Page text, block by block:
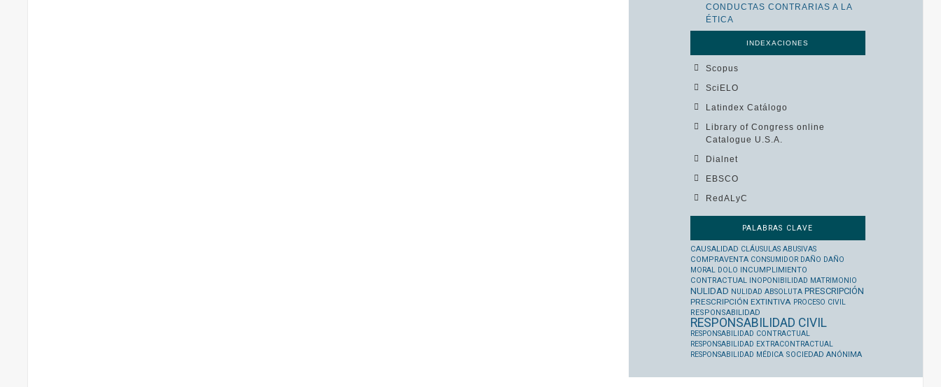
CONDUCTAS CONTRARIAS A LA
ÉTICA
INDEXACIONES
Scopus
SciELO
Latindex Catálogo
Library of Congress online
Catalogue U.S.A.
Dialnet
EBSCO
RedALyC
PALABRAS CLAVE
CAUSALIDAD CLÁUSULAS ABUSIVAS
COMPRAVENTA CONSUMIDOR DAÑO DAÑO
MORAL DOLO INCUMPLIMIENTO
CONTRACTUAL INOPONIBILIDAD MATRIMONIO
NULIDAD NULIDAD ABSOLUTA PRESCRIPCIÓN
PRESCRIPCIÓN EXTINTIVA PROCESO CIVIL
RESPONSABILIDAD
RESPONSABILIDAD CIVIL
RESPONSABILIDAD CONTRACTUAL
RESPONSABILIDAD EXTRACONTRACTUAL
RESPONSABILIDAD MÉDICA SOCIEDAD ANÓNIMA